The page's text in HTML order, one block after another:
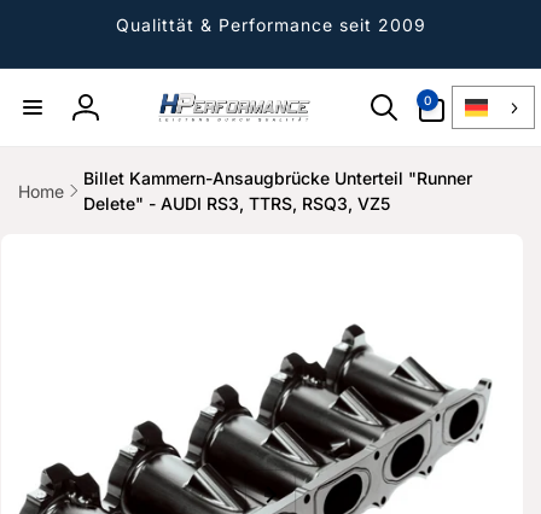
Qualittät & Performance seit 2009
Einloggen
0
Artikel
Home
Billet Kammern-Ansaugbrücke Unterteil "Runner
Delete" - AUDI RS3, TTRS, RSQ3, VZ5